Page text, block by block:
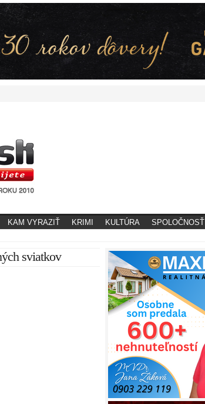
KAM VYRAZIŤ KRIMI KULTÚRA SPOLOČNOSŤ
sviatkov